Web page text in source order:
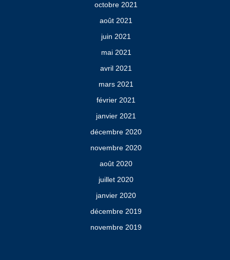
octobre 2021
août 2021
juin 2021
mai 2021
avril 2021
mars 2021
février 2021
janvier 2021
décembre 2020
novembre 2020
août 2020
juillet 2020
janvier 2020
décembre 2019
novembre 2019